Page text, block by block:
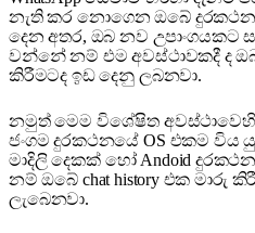
නැති කර නොගෙන ඔබේ
දෙන අතර, ඔබ නව උපාංගයකට
වන්නේ නම් එම අවස්ථාවකදී ද
කිරීමටද ඉඩ දෙනු ලබනවා.
නමුත් මෙම විශේෂිත
ජංගම දුරකථනයේ OS එකම විය
මාදිලි දෙකක් හෝ Andoid
නම් ඔබේ chat history එක මාරු
ලැබෙනවා.